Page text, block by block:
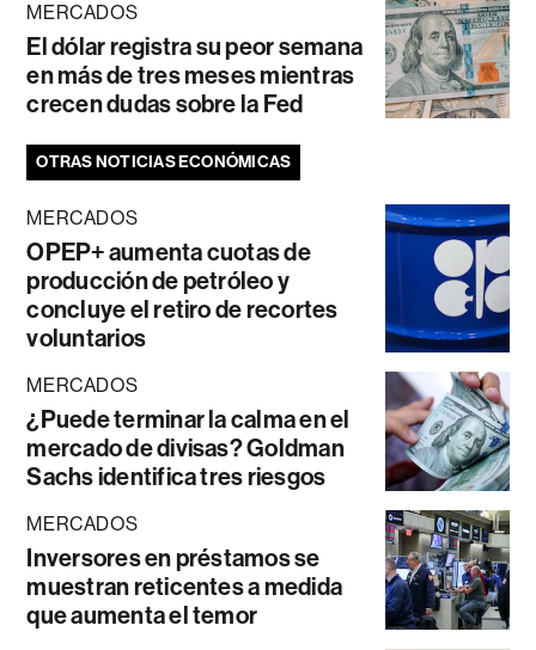
MERCADOS
El dólar registra su peor semana
en más de tres meses mientras
crecen dudas sobre la Fed
OTRAS NOTICIAS ECONÓMICAS
MERCADOS
OPEP+ aumenta cuotas de
producción de petróleo y
concluye el retiro de recortes
voluntarios
MERCADOS
¿Puede terminar la calma en el
mercado de divisas? Goldman
Sachs identifica tres riesgos
MERCADOS
Inversores en préstamos se
muestran reticentes a medida
que aumenta el temor